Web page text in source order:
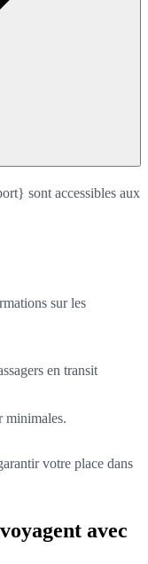
sont accessibles aux
sur les
en transit
minimales.
votre place dans
avec